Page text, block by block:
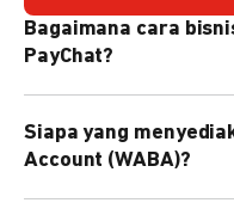
Bagaimana cara
PayChat?
nanti tim kami bantu
WhatsApp bisnis yang
DOKU yang buatkan
Siapa yang
Account (WABA)?